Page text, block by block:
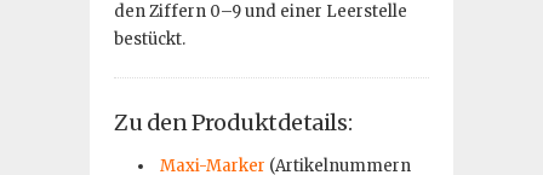
den Ziffern 0–9 und einer Leerstelle
bestückt.
Zu den Produktdetails:
Maxi-Marker (Artikelnummern